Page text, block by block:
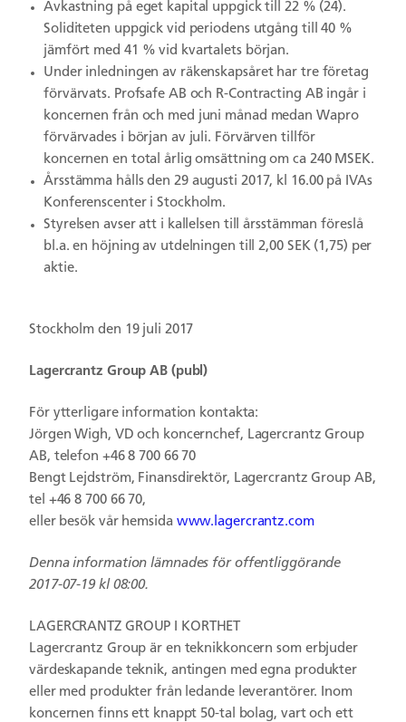
Avkastning på eget kapital uppgick till 22 % (24).
Soliditeten uppgick vid periodens utgång till 40 %
jämfört med 41 % vid kvartalets början.
Under inledningen av räkenskapsåret har tre företag
förvärvats. Profsafe AB och R-Contracting AB ingår i
koncernen från och med juni månad medan Wapro
förvärvades i början av juli. Förvärven tillför
koncernen en total årlig omsättning om ca 240 MSEK.
Årsstämma hålls den 29 augusti 2017, kl 16.00 på IVAs
Konferenscenter i Stockholm.
Styrelsen avser att i kallelsen till årsstämman föreslå
bl.a. en höjning av utdelningen till 2,00 SEK (1,75) per
aktie.
Stockholm den 19 juli 2017
Lagercrantz Group AB (publ)
För ytterligare information kontakta:
Jörgen Wigh, VD och koncernchef, Lagercrantz Group
AB, telefon +46 8 700 66 70
Bengt Lejdström, Finansdirektör, Lagercrantz Group AB,
tel +46 8 700 66 70,
eller besök vår hemsida www.lagercrantz.com
Denna information lämnades för offentliggörande
2017-07-19 kl 08:00.
LAGERCRANTZ GROUP I KORTHET
Lagercrantz Group är en teknikkoncern som erbjuder
värdeskapande teknik, antingen med egna produkter
eller med produkter från ledande leverantörer. Inom
koncernen finns ett knappt 50-tal bolag, vart och ett